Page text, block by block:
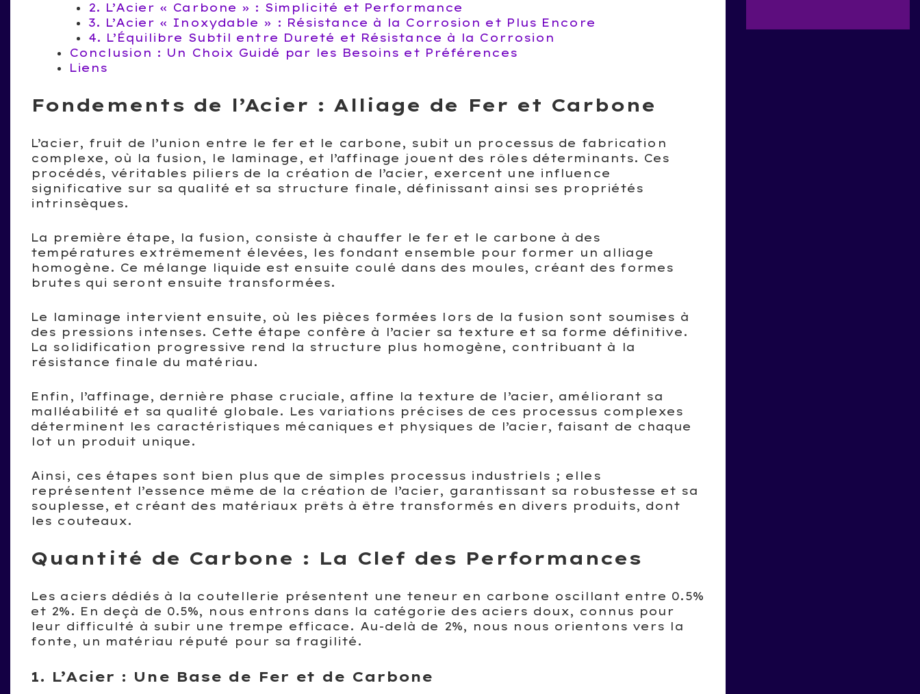
2. L’Acier « Carbone » : Simplicité et Performance
3. L’Acier « Inoxydable » : Résistance à la Corrosion et Plus Encore
4. L’Équilibre Subtil entre Dureté et Résistance à la Corrosion
Conclusion : Un Choix Guidé par les Besoins et Préférences
Liens
Fondements de l’Acier : Alliage de Fer et Carbone
L’acier, fruit de l’union entre le fer et le carbone, subit un processus de fabrication
complexe, où la fusion, le laminage, et l’affinage jouent des rôles déterminants. Ces
procédés, véritables piliers de la création de l’acier, exercent une influence
significative sur sa qualité et sa structure finale, définissant ainsi ses propriétés
intrinsèques.
La première étape, la fusion, consiste à chauffer le fer et le carbone à des
températures extrêmement élevées, les fondant ensemble pour former un alliage
homogène. Ce mélange liquide est ensuite coulé dans des moules, créant des formes
brutes qui seront ensuite transformées.
Le laminage intervient ensuite, où les pièces formées lors de la fusion sont soumises à
des pressions intenses. Cette étape confère à l’acier sa texture et sa forme définitive.
La solidification progressive rend la structure plus homogène, contribuant à la
résistance finale du matériau.
Enfin, l’affinage, dernière phase cruciale, affine la texture de l’acier, améliorant sa
malléabilité et sa qualité globale. Les variations précises de ces processus complexes
déterminent les caractéristiques mécaniques et physiques de l’acier, faisant de chaque
lot un produit unique.
Ainsi, ces étapes sont bien plus que de simples processus industriels ; elles
représentent l’essence même de la création de l’acier, garantissant sa robustesse et sa
souplesse, et créant des matériaux prêts à être transformés en divers produits, dont
les couteaux.
Quantité de Carbone : La Clef des Performances
Les aciers dédiés à la coutellerie présentent une teneur en carbone oscillant entre 0.5%
et 2%. En deçà de 0.5%, nous entrons dans la catégorie des aciers doux, connus pour
leur difficulté à subir une trempe efficace. Au-delà de 2%, nous nous orientons vers la
fonte, un matériau réputé pour sa fragilité.
1. L’Acier : Une Base de Fer et de Carbone